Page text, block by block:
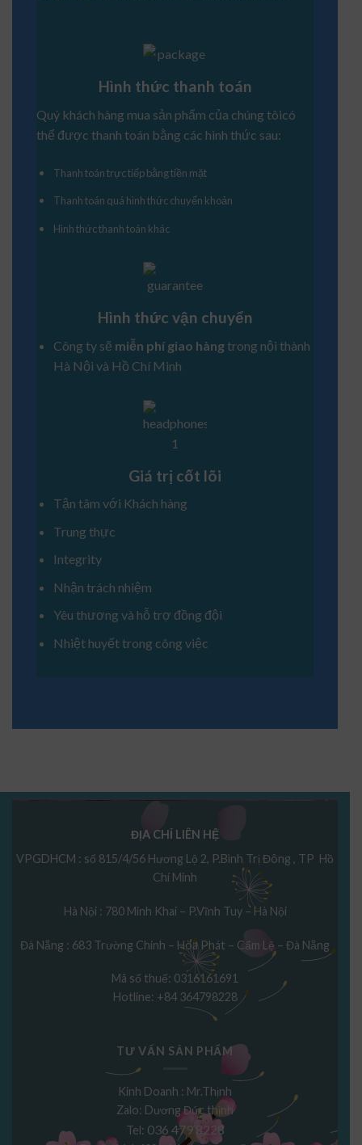
Hình thức thanh toán
Quý khách hàng mua sản phẩm của chúng tôicó
thể được thanh toán bằng các hình thức sau:
Thanh toán trực tiếp bằng tiền mặt
Thanh toán quá hình thức chuyển khoản
Hình thức thanh toán khác
Hình thức vận chuyển
Công ty sẽ miễn phí giao hàngtrong nội thành
Hà Nội và Hồ Chí Minh
Giá trị cốt lõi
Tận tâm với Khách hàng
Trung thực
Integrity
Nhận trách nhiệm
Yêu thương và hỗ trợ đồng đội
Nhiệt huyết trong công việc
ĐỊA CHỈ LIÊN HỆ
VPGDHCM : số 815/4/56 Hương Lộ 2, P.Bình Trị Đông , TP Hồ
Chí Minh
Hà Nội : 780 Minh Khai – P.Vĩnh Tuy – Hà Nội
Đà Nẵng : 683 Trường Chinh – Hòa Phát – Cẩm Lệ – Đà Nẵng
Mã số thuế: 0316161691
Hotline: +84 364798228
TƯ VẤN SẢN PHẨM
Kinh Doanh : Mr.Thịnh
Zalo: Dương Đức thịnh
Tel: 036 479 8228